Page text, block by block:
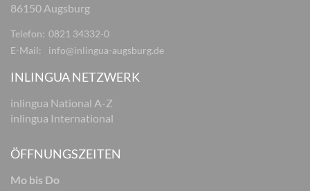
86150 Augsburg
Telefon: 0821 34332-0
E-Mail:
info@inlingua-augsburg.de
INLINGUA NETZWERK
inlingua National A-Z
inlingua International
ÖFFNUNGSZEITEN
Mo bis Do